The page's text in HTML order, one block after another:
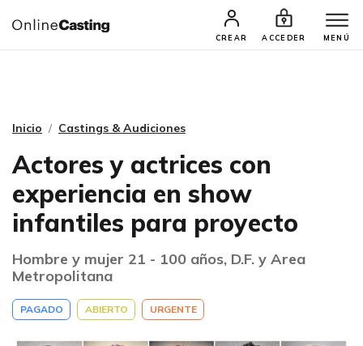
CREAR ACCEDER MENÚ
CASTINGS Y AUDICIONES TALENTOS
Inicio Castings & Audiciones
Actores y actrices con
experiencia en show
infantiles para proyecto
Hombre y mujer 21 - 100 años, D.F. y Area
Metropolitana
PAGADO ABIERTO URGENTE